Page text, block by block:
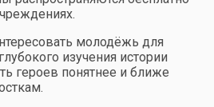
молодёжь для
изучения истории
героев понятнее и ближе